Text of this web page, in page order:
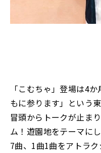
「こむちゃ」登場は4
もに参ります」という東
冒頭からトークが止ま
ム！遊園地をテーマに
7曲、1曲1曲をアトラ